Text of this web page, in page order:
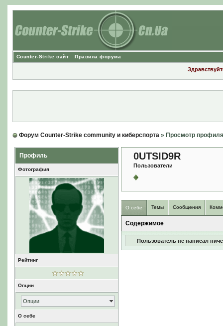
Counter-Strike сайт Правила форума
Форум Counter-Strike community и киберспорта» Просмотр профиля
Профиль
Фотография
Рейтинг
Опции
Опции
О себе
0UTSID9R
Пользователи
О себе Темы Сообщения
Содержимое
Пользователь не написал